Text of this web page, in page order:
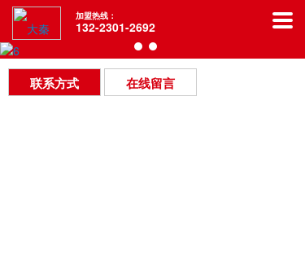
加盟热线：
132-2301-2692
联系方式 在线留言